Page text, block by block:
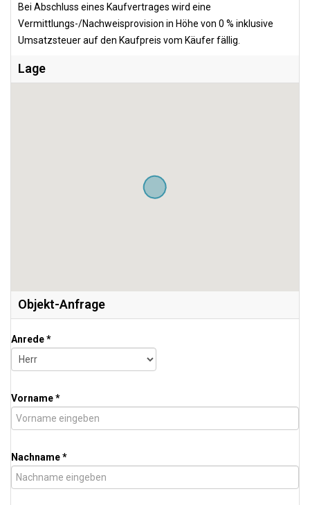
Bei Abschluss eines Kaufvertrages wird eine
Vermittlungs-/Nachweisprovision in Höhe von 0 % inklusive
Umsatzsteuer auf den Kaufpreis vom Käufer fällig.
Lage
Objekt-Anfrage
Anrede *
Vorname *
Nachname *